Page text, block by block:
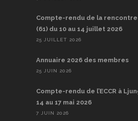
Compte-rendu de la
(61) du 10 au 14 juillet 2026
25 JUILLET 2026
Annuaire 2026 des membres
25 JUIN 2026
Compte-rendu de l’ECCR à
14 au 17 mai 2026
7 JUIN 2026